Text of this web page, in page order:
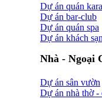
Dự án quán
Dự án bar-club
Dự án quán spa
Dự án khách sạn
Nhà - Ngoại
Dự án sân vườn
Dự án nhà thờ -